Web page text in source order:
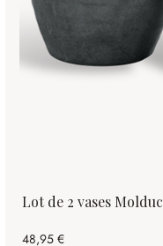
Lot de 2 vases Molduc
48,95 €